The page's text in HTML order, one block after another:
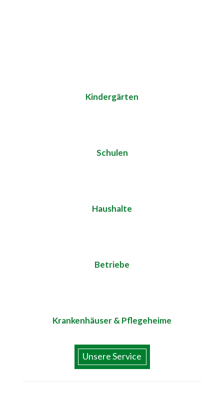
Kindergärten
Schulen
Haushalte
Betriebe
Krankenhäuser & Pflegeheime
Unsere Service